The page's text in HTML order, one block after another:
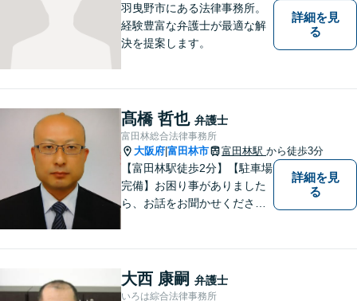
羽曳野市にある法律事務所。
経験豊富な弁護士が最適な解
決を提案します。
詳細を見
る
髙橋 哲也 弁護士
富田林総合法律事務所
大阪府 富田林市 富田林駅 から徒歩3分
【富田林駅徒歩2分】【駐車場
完備】お困り事がありました
ら、お話をお聞かせくださ
詳細を見
る
大西 康嗣 弁護士
いろは綜合法律事務所